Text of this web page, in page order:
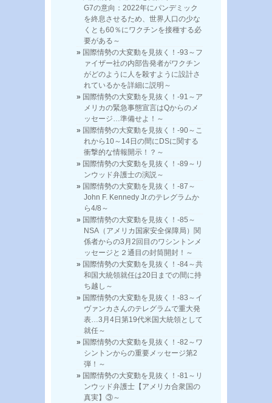
G7の意向：2022年にパンデミック
を終息させるため、世界人口の少な
くとも60％にワクチンを接種する必
要がある～
国際情勢の大変動を見抜く！-93～フ
ァイザー社の内部告発者がワクチン
がどのように人を殺すように設計さ
れているかを詳細に説明～
国際情勢の大変動を見抜く！-91～ア
メリカの緊急事態宣言はQからのメ
ッセージ…準備せよ！～
国際情勢の大変動を見抜く！-90～こ
れから10～14日の間にDSに関する
衝撃的な情報開示！？～
国際情勢の大変動を見抜く！-89～リ
ンウッド弁護士の演説～
国際情勢の大変動を見抜く！-87～
John F. Kennedy Jr.のテレグラムか
ら4/8～
国際情勢の大変動を見抜く！-85～
NSA（アメリカ国家安全保障局）関
係者からの3月2回目のワシントンメ
ッセージと２通目の封筒開封！～
国際情勢の大変動を見抜く！-84～共
和国大統領就任は20日までの間に持
ち越し～
国際情勢の大変動を見抜く！-83～イ
ヴァンカさんのテレグラムで重大発
表…3月4日第19代米国大統領として
就任～
国際情勢の大変動を見抜く！-82～ワ
シントンからの重要メッセージ第2
弾！～
国際情勢の大変動を見抜く！-81～リ
ンウッド弁護士【アメリカ合衆国の
真実】③～